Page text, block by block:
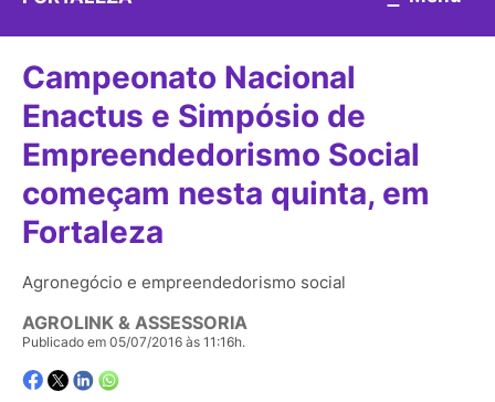
Campeonato Nacional
Enactus e Simpósio de
Empreendedorismo Social
começam nesta quinta, em
Fortaleza
Agronegócio e empreendedorismo social
AGROLINK & ASSESSORIA
Publicado em 05/07/2016 às 11:16h.